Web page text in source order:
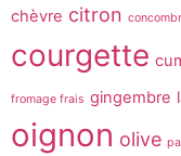
chèvre citron
courgette
fromage frais gingembre
oignon olive